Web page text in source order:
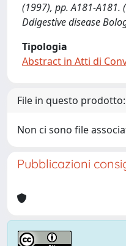
(1997), pp. A181-A181.
Ddigestive disease
Tipologia
Abstract in Atti di
File in questo prodotto:
Non ci sono file
Pubblicazioni